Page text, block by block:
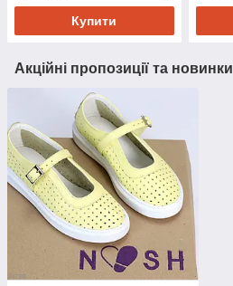
Купити
Акційні пропозиції та новинки